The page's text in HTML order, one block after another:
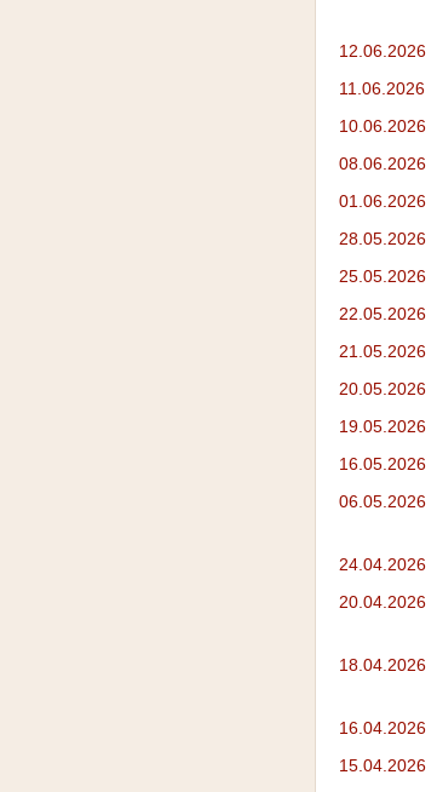
12.06.2026
11.06.2026
10.06.2026
08.06.2026
01.06.2026
28.05.2026
25.05.2026
22.05.2026
21.05.2026
20.05.2026
19.05.2026
16.05.2026
06.05.2026
24.04.2026
20.04.2026
18.04.2026
16.04.2026
15.04.2026